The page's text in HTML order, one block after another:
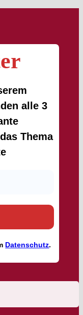
alle 3
Thema
Datenschutz.